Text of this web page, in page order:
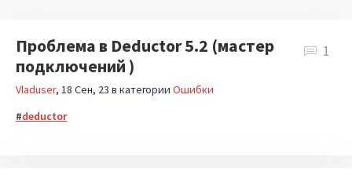
1
Проблема в Deductor 5.2 (мастер
подключений )
Vladuser 18 Сен, 23 в категории Ошибки
deductor